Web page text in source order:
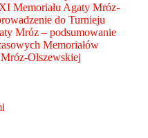
Memoriału Agaty Mróz-
do Turnieju
Mróz – podsumowanie
Memoriałów
Olszewskiej